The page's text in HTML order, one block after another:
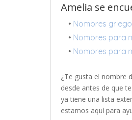
Amelia se
• Nombres
• Nombres para
• Nombres para
¿Te gusta el nombre
desde antes de que
ya tiene una lista
estamos aquí para